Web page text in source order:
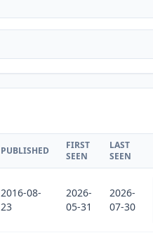
PUBLISHED
FIRST
SEEN
LAST
SEEN
2016-08-
23
2026-
05-31
2026-
07-30